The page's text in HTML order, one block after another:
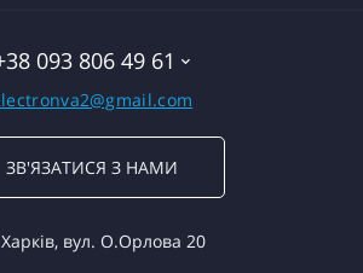
093 806 49 61
ЗВ'ЯЗАТИСЯ З НАМИ
вул. О.Орлова 20